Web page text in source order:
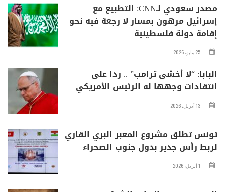
مصدر سعودي لـCNN: التطبيع مع
إسرائيل مرهون بمسار لا رجعة فيه نحو
إقامة دولة فلسطينية
25 مايو، 2026
البابا: “لا أخشى ترامب” .. ردا على
انتقادات وجهها له الرئيس الأمريكي
13 أبريل، 2026
تونس تطلق مشروع المعبر البري القاري
لربط رأس جدير بدول جنوب الصحراء
1 أبريل، 2026